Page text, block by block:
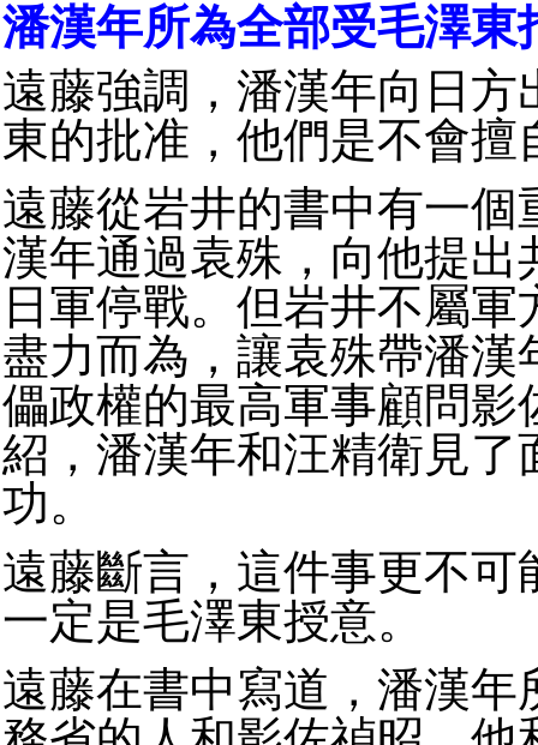
潘漢年所為全部受毛澤東
遠藤強調，潘漢年向日
東的批准，他們是不會擅
遠藤從岩井的書中有一
漢年通過袁殊，向他提
日軍停戰。但岩井不屬
盡力而為，讓袁殊帶潘
儡政權的最高軍事顧問
紹，潘漢年和汪精衛見
功。
遠藤斷言，這件事更不
一定是毛澤東授意。
遠藤在書中寫道，潘漢